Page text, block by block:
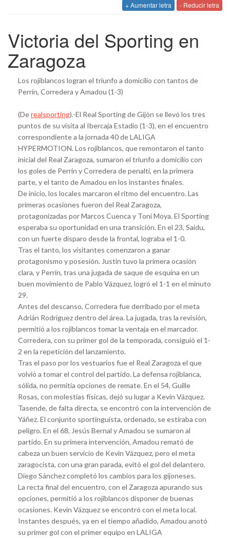
+ Aumentar letra - Reducir letra
Victoria del Sporting en
Zaragoza
Los rojiblancos logran el triunfo a domicilio con tantos de
Perrin, Corredera y Amadou (1-3)
(Derealsporting).-El Real Sporting de Gijón se llevó los tres
puntos de su visita al Ibercaja Estadio (1-3), en el encuentro
correspondiente a la jornada 40 de LALIGA
HYPERMOTION. Los rojiblancos, que remontaron el tanto
inicial del Real Zaragoza, sumaron el triunfo a domicilio con
los goles de Perrin y Corredera de penalti, en la primera
parte, y el tanto de Amadou en los instantes finales.
De inicio, los locales marcaron el ritmo del encuentro. Las
primeras ocasiones fueron del Real Zaragoza,
protagonizadas por Marcos Cuenca y Toni Moya. El Sporting
esperaba su oportunidad en una transición. En el 23, Saidu,
con un fuerte disparo desde la frontal, lograba el 1-0.
Tras el tanto, los visitantes comenzaron a ganar
protagonismo y posesión. Justin tuvo la primera ocasión
clara, y Perrin, tras una jugada de saque de esquina en un
buen movimiento de Pablo Vázquez, logró el 1-1 en el minuto
29.
Antes del descanso, Corredera fue derribado por el meta
Adrián Rodríguez dentro del área. La jugada, tras la revisión,
permitió a los rojiblancos tomar la ventaja en el marcador.
Corredera, con su primer gol de la temporada, consiguió el 1-
2 en la repetición del lanzamiento.
Tras el paso por los vestuarios fue el Real Zaragoza el que
volvió a tomar el control del partido. La defensa rojiblanca,
sólida, no permitía opciones de remate. En el 54, Guille
Rosas, con molestias físicas, dejó su lugar a Kevin Vázquez.
Tasende, de falta directa, se encontró con la intervención de
Yáñez. El conjunto sportinguista, ordenado, se estiraba con
peligro. En el 68, Jesús Bernal y Amadou se sumaron al
partido. En su primera intervención, Amadou remató de
cabeza un buen servicio de Kevin Vázquez, pero el meta
zaragocista, con una gran parada, evitó el gol del delantero.
Diego Sánchez completó los cambios para los gijoneses.
La recta final del encuentro, con el Zaragoza apurando sus
opciones, permitió a los rojiblancos disponer de buenas
ocasiones. Kevin Vázquez se encontró con el meta local.
Instantes después, ya en el tiempo añadido, Amadou anotó
su primer gol con el primer equipo en LALIGA